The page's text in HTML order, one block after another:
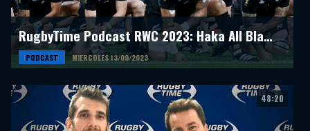
RugbyTime Podcast RWC 2023: Haka All Blacks 13-27 Francia
PODCAST MIERCOLES 13/09/2023
48:20